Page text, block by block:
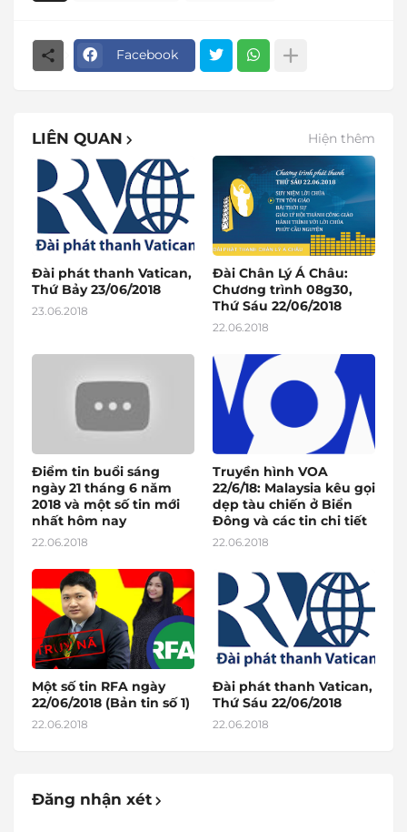
Facebook
LIÊN QUAN Hiện thêm
Đài phát thanh Vatican,
Thứ Bảy 23/06/2018
23.06.2018
Đài Chân Lý Á Châu:
Chương trình 08g30,
Thứ Sáu 22/06/2018
22.06.2018
Điểm tin buổi sáng
ngày 21 tháng 6 năm
2018 và một số tin mới
nhất hôm nay
22.06.2018
Truyền hình VOA
22/6/18: Malaysia kêu gọi
dẹp tàu chiến ở Biển
Đông và các tin chi tiết
22.06.2018
Một số tin RFA ngày
22/06/2018 (Bản tin số 1)
22.06.2018
Đài phát thanh Vatican,
Thứ Sáu 22/06/2018
22.06.2018
Đăng nhận xét